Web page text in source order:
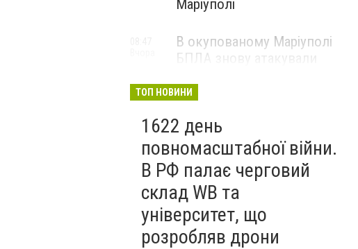
Маріуполі
В окупованому Маріуполі
БПЛА знову атакували
— ВІДЕО
ТОП НОВИНИ
1622 день
повномасштабної війни.
В РФ палає черговий
склад WB та
університет, що
розробляв дрони